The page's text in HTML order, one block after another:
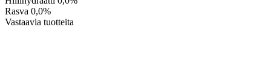
Rasva 0,0%
Vastaavia tuotteita